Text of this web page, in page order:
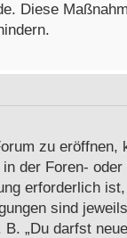
Diese
zu eröffnen,
der Foren-
erforderlich
sind
„Du darfst